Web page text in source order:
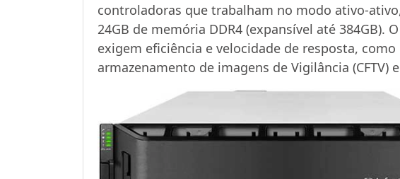
controladoras que trabalham no modo ativo-
24GB de memória DDR4 (expansível até 384GB).
exigem eficiência e velocidade de resposta,
armazenamento de imagens de Vigilância